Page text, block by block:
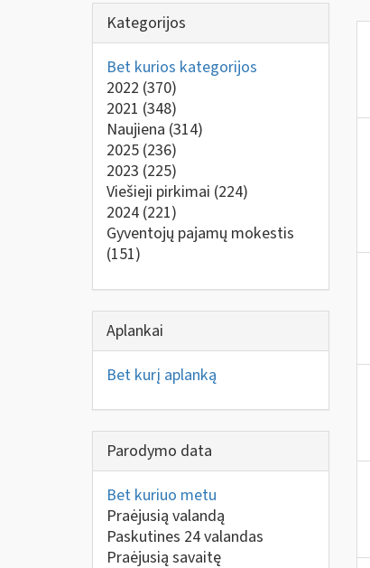
Kategorijos
Bet kurios kategorijos
2022 (370)
2021 (348)
Naujiena (314)
2025 (236)
2023 (225)
Viešieji pirkimai (224)
2024 (221)
Gyventojų pajamų mokestis
(151)
Aplankai
Bet kurį aplanką
Parodymo data
Bet kuriuo metu
Praėjusią valandą
Paskutines 24 valandas
Praėjusią savaitę